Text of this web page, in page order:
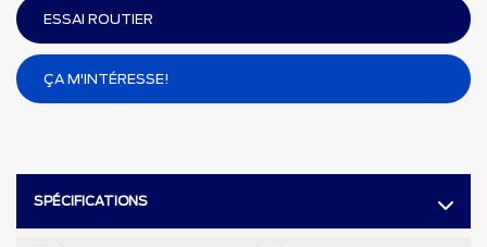
SPÉCIFICATIONS
ESSAI ROUTIER
ÇA M'INTÉRESSE!